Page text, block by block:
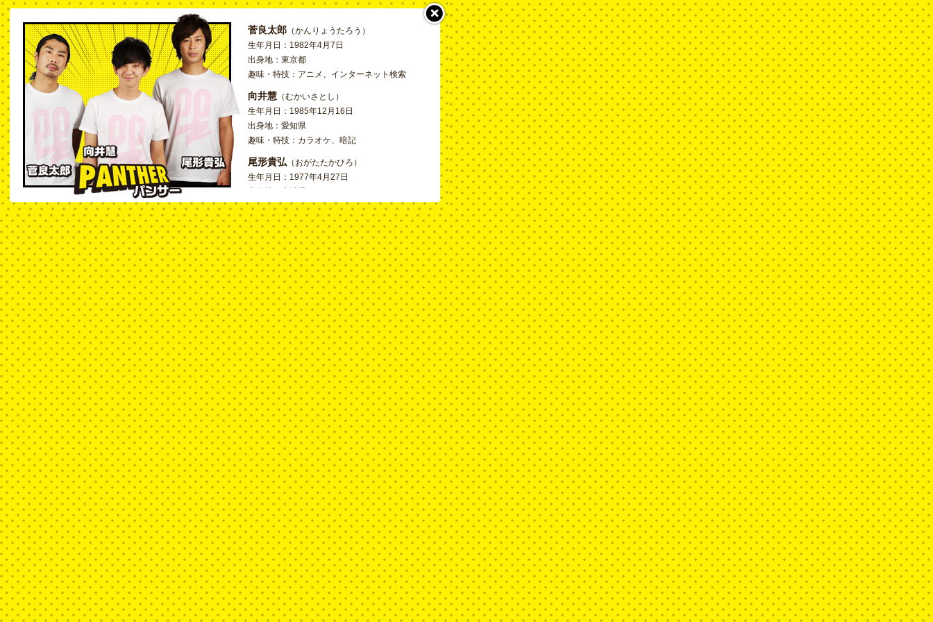
菅良太郎 （かんりょうたろう）
生年月日：1982年4月7日
出身地：東京都
趣味・特技：アニメ、インターネット検索
向井慧 （むかいさとし）
生年月日：1985年12月16日
出身地：愛知県
趣味・特技：カラオケ、暗記
尾形貴弘 （おがたたかひろ）
生年月日：1977年4月27日
趣味・特技：サッカー（仙台育英高校全国ベス
ト16）